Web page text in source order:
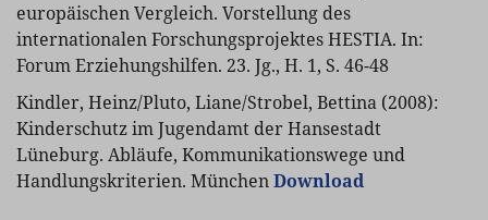
europäischen Vergleich. Vorstellung des
internationalen Forschungsprojektes HESTIA. In:
Forum Erziehungshilfen. 23. Jg., H. 1, S. 46-48
Kindler, Heinz/Pluto, Liane/Strobel, Bettina (2008):
Kinderschutz im Jugendamt der Hansestadt
Lüneburg. Abläufe, Kommunikationswege und
Handlungskriterien. MünchenDownload